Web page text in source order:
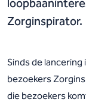
Zorginspirator.
Sinds de
bezoekers
die bezoekers